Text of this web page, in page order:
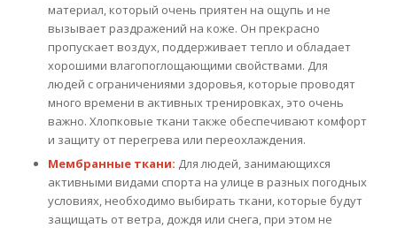
материал, который очень приятен на ощупь и не
вызывает раздражений на коже. Он прекрасно
пропускает воздух, поддерживает тепло и обладает
хорошими влагопоглощающими свойствами. Для
людей с ограничениями здоровья, которые проводят
много времени в активных тренировках, это очень
важно. Хлопковые ткани также обеспечивают комфорт
и защиту от перегрева или переохлаждения.
Мембранные ткани: Для людей, занимающихся
активными видами спорта на улице в разных погодных
условиях, необходимо выбирать ткани, которые будут
защищать от ветра, дождя или снега, при этом не